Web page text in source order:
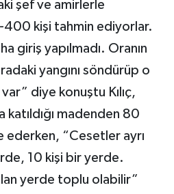
şef ve amirlerle
400 kişi tahmin ediyorlar.
giriş yapılmadı. Oranın
yangını söndürüp o
diye konuştu Kılıç,
katıldığı madenden 80
ederken, “Cesetler ayrı
10 kişi bir yerde.
yerde toplu olabilir”